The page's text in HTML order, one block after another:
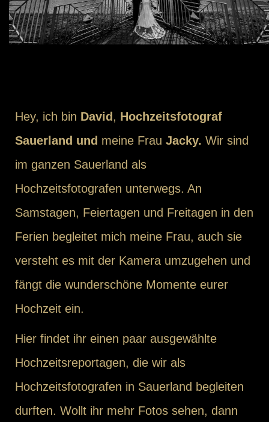
Hey, ich bin David , Hochzeitsfotograf
Sauerland und meine Frau Jacky. Wir sind
im ganzen Sauerland als
Hochzeitsfotografen unterwegs. An
Samstagen, Feiertagen und Freitagen in den
Ferien begleitet mich meine Frau, auch sie
versteht es mit der Kamera umzugehen und
fängt die wunderschöne Momente eurer
Hochzeit ein.
Hier findet ihr einen paar ausgewählte
Hochzeitsreportagen, die wir als
Hochzeitsfotografen in Sauerland begleiten
durften. Wollt ihr mehr Fotos sehen, dann